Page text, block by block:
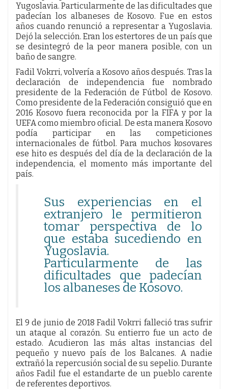
Yugoslavia. Particularmente de las dificultades que
padecían los albaneses de Kosovo. Fue en estos
años cuando renunció a representar a Yugoslavia.
Dejó la selección. Eran los estertores de un país que
se desintegró de la peor manera posible, con un
baño de sangre.
Fadil Vokrri, volvería a Kosovo años después. Tras la
declaración de independencia fue nombrado
presidente de la Federación de Fútbol de Kosovo.
Como presidente de la Federación consiguió que en
2016 Kosovo fuera reconocida por la FIFA y por la
UEFA como miembro oficial. De esta manera Kosovo
podía participar en las competiciones
internacionales de fútbol. Para muchos kosovares
ese hito es después del día de la declaración de la
independencia, el momento más importante del
país.
Sus experiencias en el
extranjero le permitieron
tomar perspectiva de lo
que estaba sucediendo en
Yugoslavia.
Particularmente de las
dificultades que padecían
los albaneses de Kosovo.
El 9 de junio de 2018 Fadil Vokrri falleció tras sufrir
un ataque al corazón. Su entierro fue un acto de
estado. Acudieron las más altas instancias del
pequeño y nuevo país de los Balcanes. A nadie
extrañó la repercusión social de su sepelio. Durante
años Fadil fue el estandarte de un pueblo carente
de referentes deportivos.